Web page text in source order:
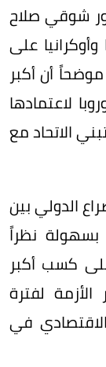
شوقي صلاح
على
أن أكبر
لاعتمادها
الاتحاد مع
الدولي بين
بسهولة نظراً
كسب أكبر
لفترة
في